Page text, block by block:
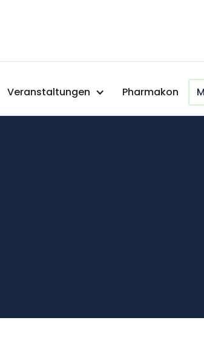
Veranstaltungen Pharmakon